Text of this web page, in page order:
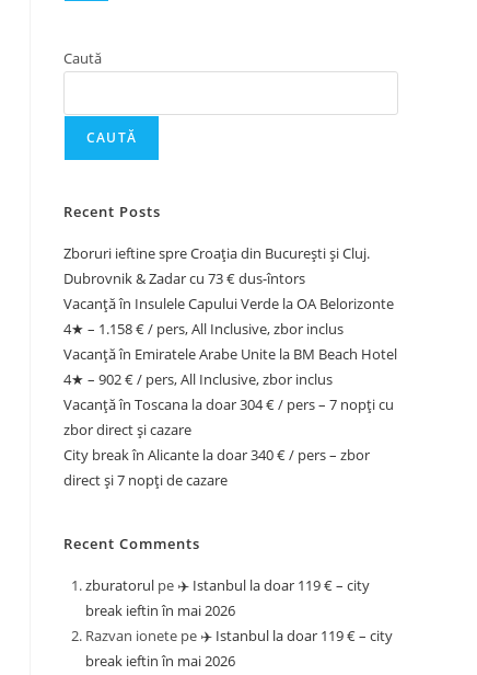
Caută
CAUTĂ
Recent Posts
Zboruri ieftine spre Croația din București și Cluj.
Dubrovnik & Zadar cu 73 € dus-întors
Vacanță în Insulele Capului Verde la OA Belorizonte
4★ – 1.158 € / pers, All Inclusive, zbor inclus
Vacanță în Emiratele Arabe Unite la BM Beach Hotel
4★ – 902 € / pers, All Inclusive, zbor inclus
Vacanță în Toscana la doar 304 € / pers – 7 nopți cu
zbor direct și cazare
City break în Alicante la doar 340 € / pers – zbor
direct și 7 nopți de cazare
Recent Comments
zburatorul pe ✈️ Istanbul la doar 119 € – city
break ieftin în mai 2026
Razvan ionete pe ✈️ Istanbul la doar 119 € – city
break ieftin în mai 2026